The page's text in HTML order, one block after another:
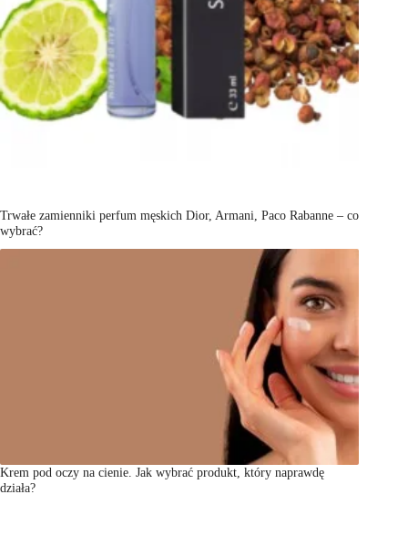
Trwałe zamienniki perfum męskich Dior, Armani, Paco Rabanne – co
wybrać?
Krem pod oczy na cienie. Jak wybrać produkt, który naprawdę
działa?